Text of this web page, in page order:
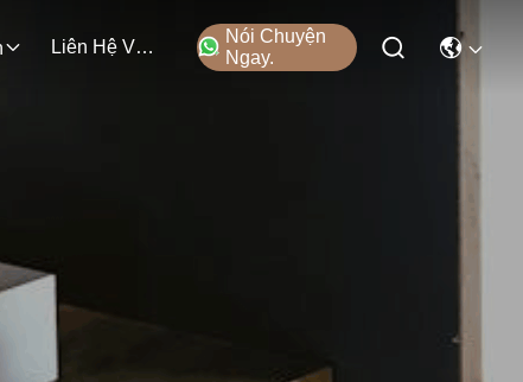
Liên Hệ Với Chúng Tôi
Nói Chuyện
Ngay.